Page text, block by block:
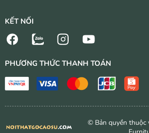
KẾT NỐI
PHƯƠNG THỨC THANH TOÁN
© Bản quyền thuộc